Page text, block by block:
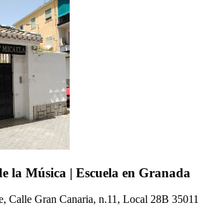
la Música | Escuela en Granada
Calle Gran Canaria, n.11, Local 28B 35011